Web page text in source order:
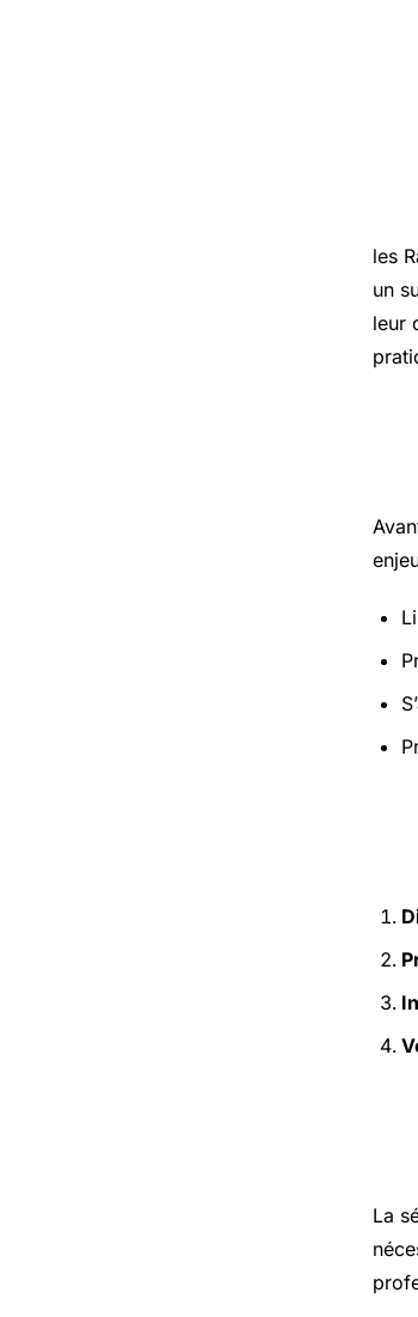
les
un
leur
La